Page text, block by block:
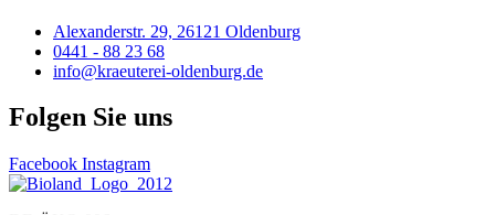
Alexanderstr. 29, 26121 Oldenburg
0441 - 88 23 68
info@kraeuterei-oldenburg.de
Folgen Sie uns
Facebook Instagram